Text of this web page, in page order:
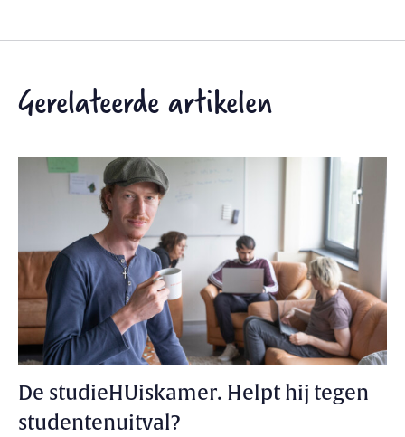
Gerelateerde artikelen
De studieHUiskamer. Helpt hij tegen
studentenuitval?